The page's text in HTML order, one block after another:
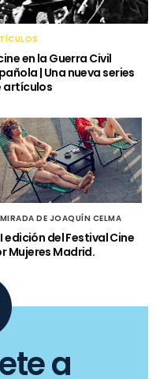
en la Guerra Civil
| Una nueva series
artículos
DE JOAQUÍN CELMA
edición del Festival Cine
Mujeres Madrid.
a